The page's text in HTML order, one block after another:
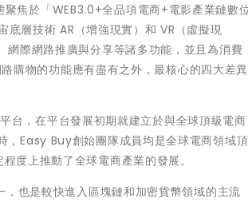
聚焦於 「WEB3.0+全品項電商+電影產業鏈數
底層技術 AR（增強現實）和 VR（虛擬現
際網路推廣與分享等諸多功能，並且為消費
購物的功能應有盡有之外，最核心的四大差異
，在平台發展初期就建立於與全球頂級電商
Easy Buy創始團隊成員均是全球電商領域頂
度上推動了全球電商產業的發展。
也是較快進入區塊鏈和加密貨幣領域的主流